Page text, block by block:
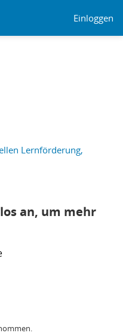
Einloggen
Lernförderung,
an, um mehr